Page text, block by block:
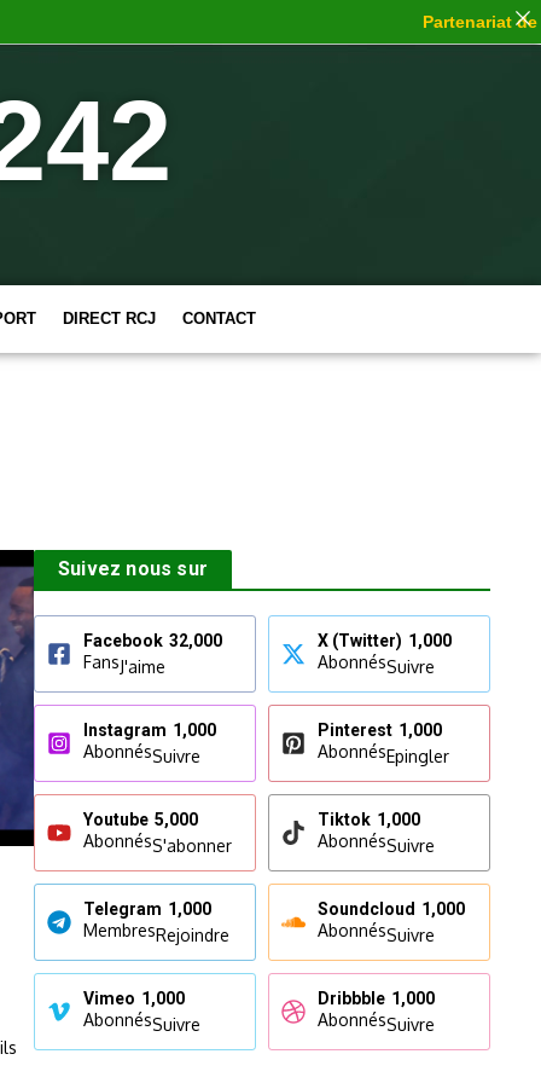
DIRECT RCJ CONTACT
Suivez nous sur
Facebook 32,000
FansJ'aime
X (Twitter) 1,000
AbonnésSuivre
Instagram 1,000
AbonnésSuivre
Pinterest 1,000
AbonnésEpingler
Youtube 5,000
AbonnésS'abonner
Tiktok 1,000
AbonnésSuivre
Telegram 1,000
MembresRejoindre
Soundcloud 1,000
AbonnésSuivre
Vimeo 1,000
AbonnésSuivre
Dribbble 1,000
AbonnésSuivre
Partenariat de choc